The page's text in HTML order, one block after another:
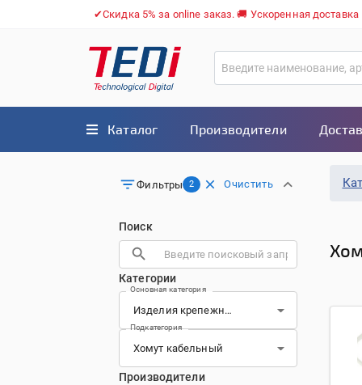
✔Скидка 5% за online заказ. 🚚 Ускоренная
Каталог Производители
Фильтры 2 Очистить
Поиск
Категории
Основная категория
Подкатегория
Производители